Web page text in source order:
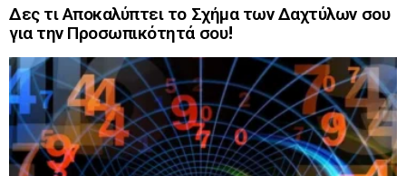
Δες τι Αποκαλύπτει το Σχήμα των Δαχτύλων σου
για την Προσωπικότητά σου!